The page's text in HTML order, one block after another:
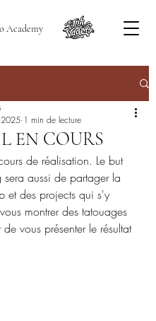
Academy
EN COURS
1 min de lecture
de réalisation. Le but
aussi de partager la
et des projects qui s'y
montrer des tatouages
vous présenter le résultat